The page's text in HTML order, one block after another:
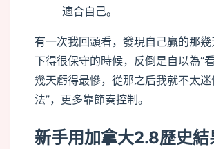
適合自己。
有一次我回頭看，發現自己贏的那
下得很保守的時候，反倒是自以為“
幾天虧得最慘，從那之后我就不太迷
法”，更多靠節奏控制。
新手用加拿大2.8歷史結